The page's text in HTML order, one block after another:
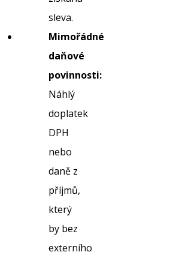
sleva.
Mimořádné
daňové
povinnosti:
Náhlý
doplatek
DPH
nebo
daně z
příjmů,
který
by bez
externího